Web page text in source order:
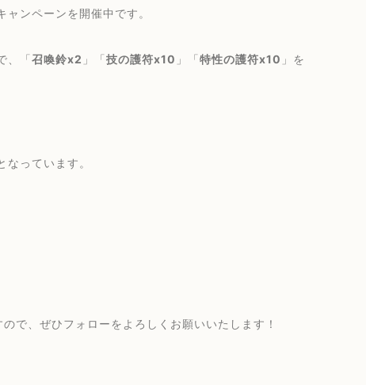
ンペーンを開催中です。
、「召喚鈴x2 」「技の護符x10 」「特性の護符x10 」を
なっています。
で、ぜひフォローをよろしくお願いいたします！